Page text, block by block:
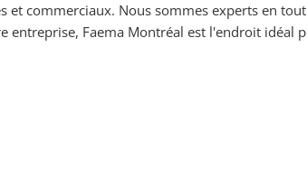
commerciaux. Nous sommes experts en
entreprise, Faema Montréal est l'endroit idéal